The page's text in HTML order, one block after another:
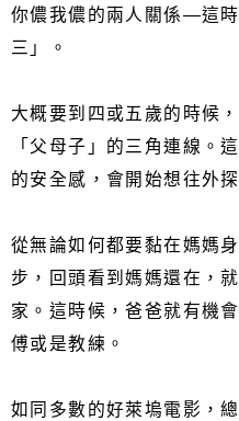
你儂我儂的兩人關係—這
三」。
大概要到四或五歲的時候
「父母子」的三角連線。
的安全感，會開始想往外
從無論如何都要黏在媽媽
步，回頭看到媽媽還在，
家。這時候，爸爸就有機
傅或是教練。
如同多數的好萊塢電影，